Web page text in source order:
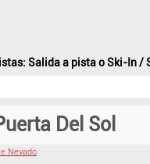
: Salida a pista o Ski-In /
Del Sol
Nevado